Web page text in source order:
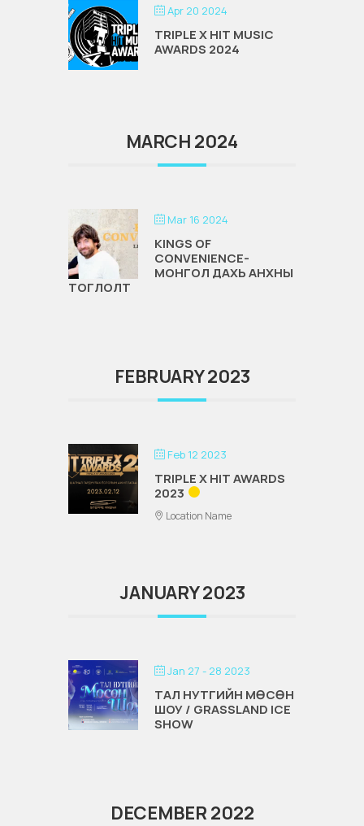
Apr 20 2024
TRIPLE X HIT MUSIC
AWARDS 2024
MARCH 2024
Mar 16 2024
KINGS OF
CONVENIENCE-
МОНГОЛ ДАХЬ АНХНЫ
ТОГЛОЛТ
FEBRUARY 2023
Feb 12 2023
TRIPLE X HIT AWARDS
2023
Location Name
JANUARY 2023
Jan 27 - 28 2023
ТАЛ НУТГИЙН МӨСӨН
ШОУ / GRASSLAND ICE
SHOW
DECEMBER 2022